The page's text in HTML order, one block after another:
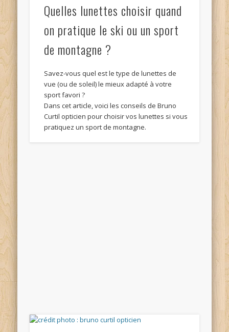
Quelles lunettes choisir quand
on pratique le ski ou un sport
de montagne ?
Savez-vous quel est le type de lunettes de
vue (ou de soleil) le mieux adapté à votre
sport favori ?
Dans cet article, voici les conseils de Bruno
Curtil opticien pour choisir vos lunettes si vous
pratiquez un sport de montagne.